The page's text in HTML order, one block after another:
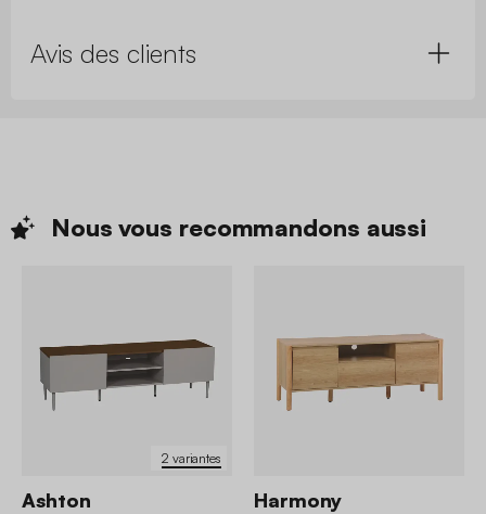
Avis des clients
Nous vous recommandons aussi
2 variantes
Ashton Harmony